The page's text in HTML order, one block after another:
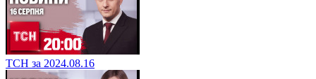
ТСН за 2024.08.16